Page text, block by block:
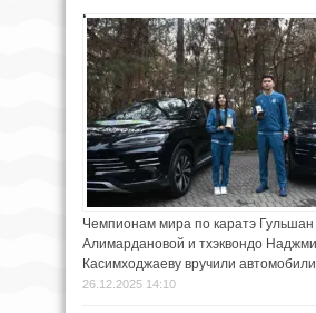
Чемпионам мира по каратэ Гульшан
Алимардановой и тхэквондо
Касимходжаеву вручили автомобили
26.12.2025 14:10